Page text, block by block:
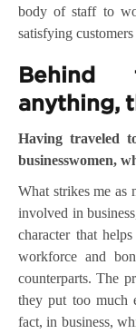
body of staff to
satisfying
Behind
anything,
Having traveled
businesswomen,
What strikes me as
involved in
character that
workforce and
counterparts. The
they put too much
fact, in business,